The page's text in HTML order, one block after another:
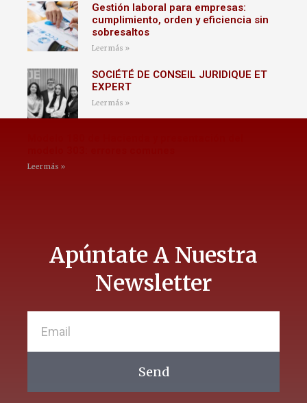
Gestión laboral para empresas:
cumplimiento, orden y eficiencia sin
sobresaltos
Leer más »
SOCIÉTÉ DE CONSEIL JURIDIQUE ET
EXPERT
Leer más »
Leer más »
Apúntate A Nuestra
Newsletter
Send